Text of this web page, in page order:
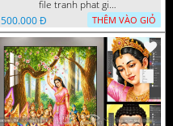
file tranh phat giao phat dan vuon lam ty ni 05052026 dao t1
500.000 Đ
THÊM VÀO GIỎ